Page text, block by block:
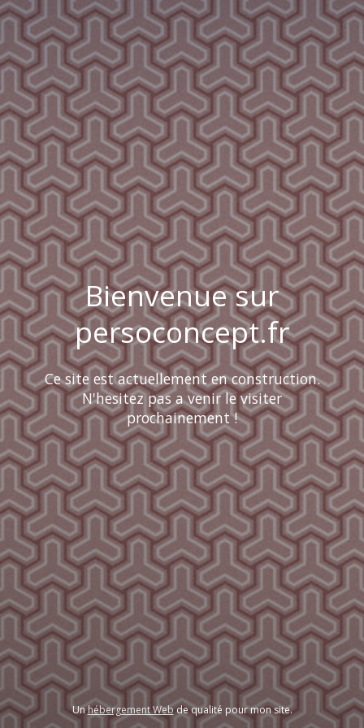
Bienvenue sur
persoconcept.fr
Ce site est actuellement en construction.
N'hesitez pas a venir le visiter
prochainement !
Unhébergement Webde qualité pour mon site.